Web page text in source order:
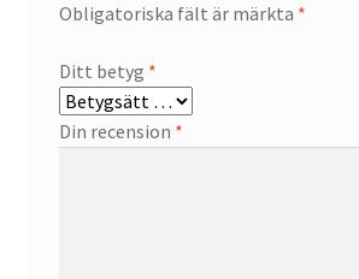
Obligatoriska fält är märkta *
Ditt betyg *
Din recension *